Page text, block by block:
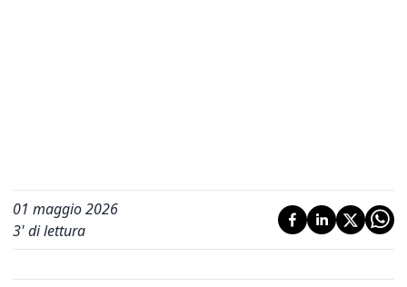
01 maggio 2026
3' di lettura